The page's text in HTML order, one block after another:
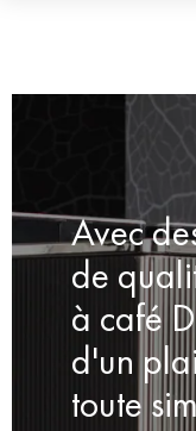
Avec
de
à café
d'un
toute